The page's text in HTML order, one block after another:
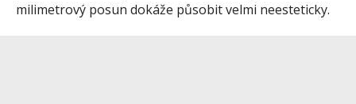
milimetrový posun dokáže působit velmi neesteticky.